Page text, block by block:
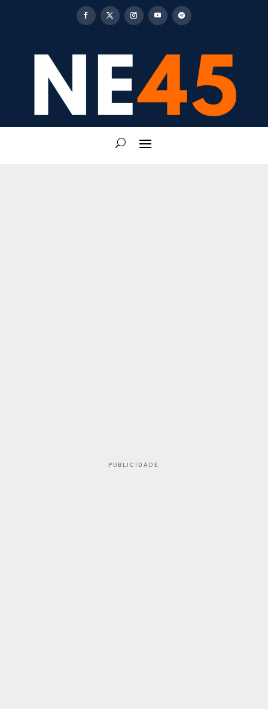
PUBLICIDADE